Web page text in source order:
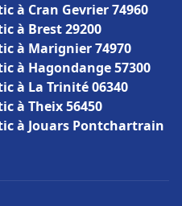
à Cran Gevrier 74960
à Brest 29200
à Marignier 74970
à Hagondange 57300
à La Trinité 06340
à Theix 56450
à Jouars Pontchartrain